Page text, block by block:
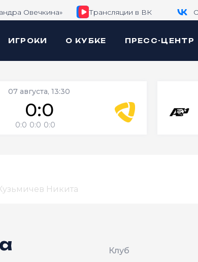
Овечкина» Трансляции в ВК
ИГРОКИ О КУБКЕ ПРЕСС-ЦЕНТР
07 августа, 13:30
0:0
0:0 0:0 0:0
Никита
Клуб